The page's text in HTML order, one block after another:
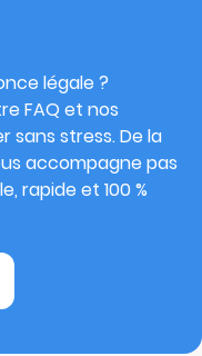
légale ?
FAQ et nos
sans stress. De la
accompagne pas
rapide et 100 %